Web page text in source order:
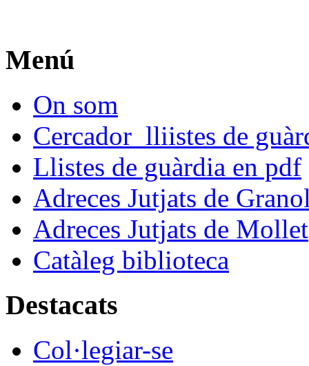
Menú
On som
Cercador lliistes de
Llistes de guàrdia en pdf
Adreces Jutjats de
Adreces Jutjats de Mollet
Catàleg biblioteca
Destacats
Col·legiar-se